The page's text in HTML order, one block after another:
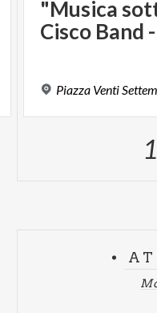
"Musica
Cisco Band -
Piazza Venti
1